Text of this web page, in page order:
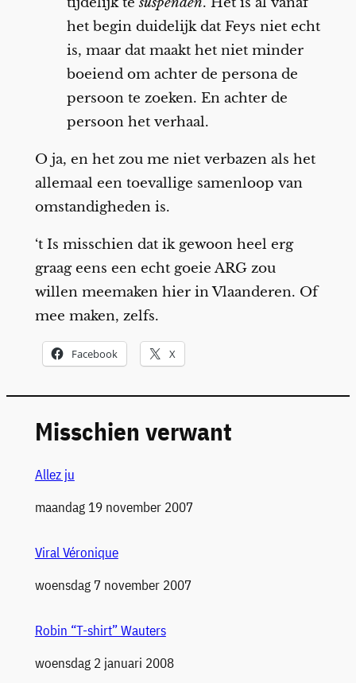
het begin duidelijk dat Feys niet echt
is, maar dat maakt het niet minder
boeiend om achter de persona de
persoon te zoeken. En achter de
persoon het verhaal.
O ja, en het zou me niet verbazen als het
allemaal een toevallige samenloop van
omstandigheden is.
‘t Is misschien dat ik gewoon heel erg
graag eens een echt goeie ARG zou
willen meemaken hier in Vlaanderen. Of
mee maken, zelfs.
Facebook X
Misschien verwant
Allez ju
Datum
maandag 19 november 2007
Viral Véronique
Datum
woensdag 7 november 2007
Robin “T-shirt” Wauters
Datum
woensdag 2 januari 2008